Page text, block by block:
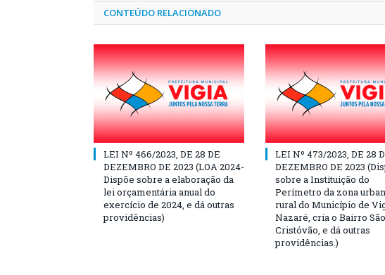
CONTEÚDO RELACIONADO
LEI Nº 466/2023, DE 28 DE
DEZEMBRO DE 2023 (LOA 2024-
Dispõe sobre a elaboração da
lei orçamentária anual do
exercício de 2024, e dá outras
providências)
LEI Nº 473/2023, DE 28
DEZEMBRO DE 2023
sobre a Instituição do
Perímetro da zona
rural do Município de
Nazaré, cria o Bairro São
Cristóvão, e dá outras
providências.)